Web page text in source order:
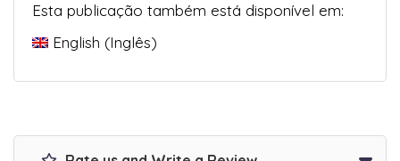
Esta publicação também está disponível em:
English (Inglês)